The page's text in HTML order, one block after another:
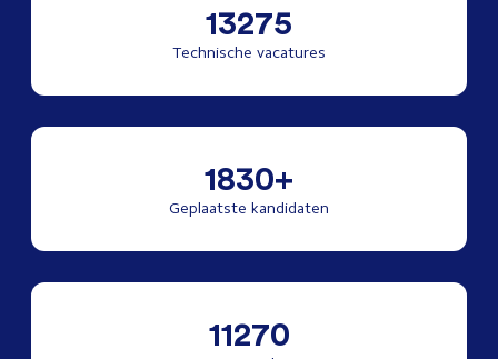
13275
Technische vacatures
1830+
Geplaatste kandidaten
11270